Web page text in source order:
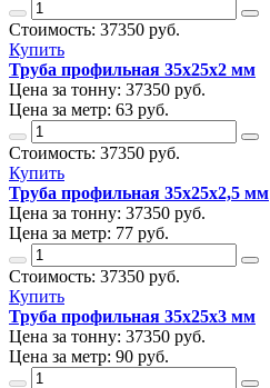
Стоимость: 37350 руб.
Купить
Труба профильная 35х25х2 мм
Цена за тонну: 37350 руб.
Цена за метр: 63 руб.
Стоимость: 37350 руб.
Купить
Труба профильная 35х25х2,5 мм
Цена за тонну: 37350 руб.
Цена за метр: 77 руб.
Стоимость: 37350 руб.
Купить
Труба профильная 35х25х3 мм
Цена за тонну: 37350 руб.
Цена за метр: 90 руб.